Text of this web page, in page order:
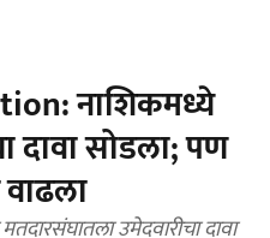
नाशिकमध्ये
दावा सोडला; पण
उमेदवारीचा दावा